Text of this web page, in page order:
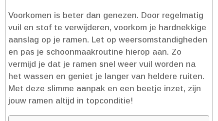
Voorkomen is beter dan genezen.​ Door regelmatig
vuil en stof te verwijderen, voorkom je hardnekkige
aanslag op je ramen.​ Let op weersomstandigheden
en pas je schoonmaakroutine hierop aan.​ Zo
vermijd je dat je ramen snel weer vuil worden na
het wassen en geniet je langer van heldere ruiten.​
Met deze slimme aanpak en een beetje inzet, zijn
jouw ramen altijd in topconditie!